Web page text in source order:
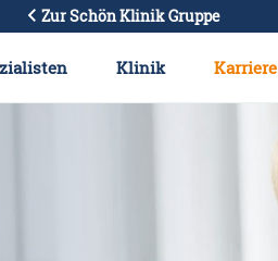
Zur Schön Klinik Gruppe
Klinik Karriere